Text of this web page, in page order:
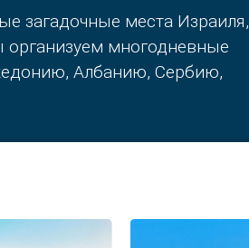
загадочные места Израиля,
многодневные
Албанию, Сербию,